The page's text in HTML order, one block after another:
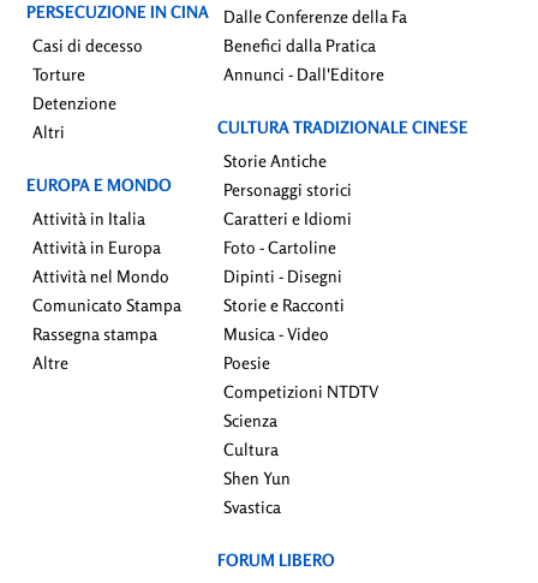
PERSECUZIONE IN CINA
Casi di decesso
Torture
Detenzione
Altri
EUROPA E MONDO
Attività in Italia
Attività in Europa
Attività nel Mondo
Comunicato Stampa
Rassegna stampa
Altre
Dalle Conferenze della Fa
Benefici dalla Pratica
Annunci - Dall'Editore
CULTURA TRADIZIONALE CINESE
Storie Antiche
Personaggi storici
Caratteri e Idiomi
Foto - Cartoline
Dipinti - Disegni
Storie e Racconti
Musica - Video
Poesie
Competizioni NTDTV
Scienza
Cultura
Shen Yun
Svastica
FORUM LIBERO